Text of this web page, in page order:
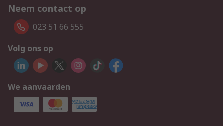
Neem contact op
023 51 66 555
Volg ons op
We aanvaarden